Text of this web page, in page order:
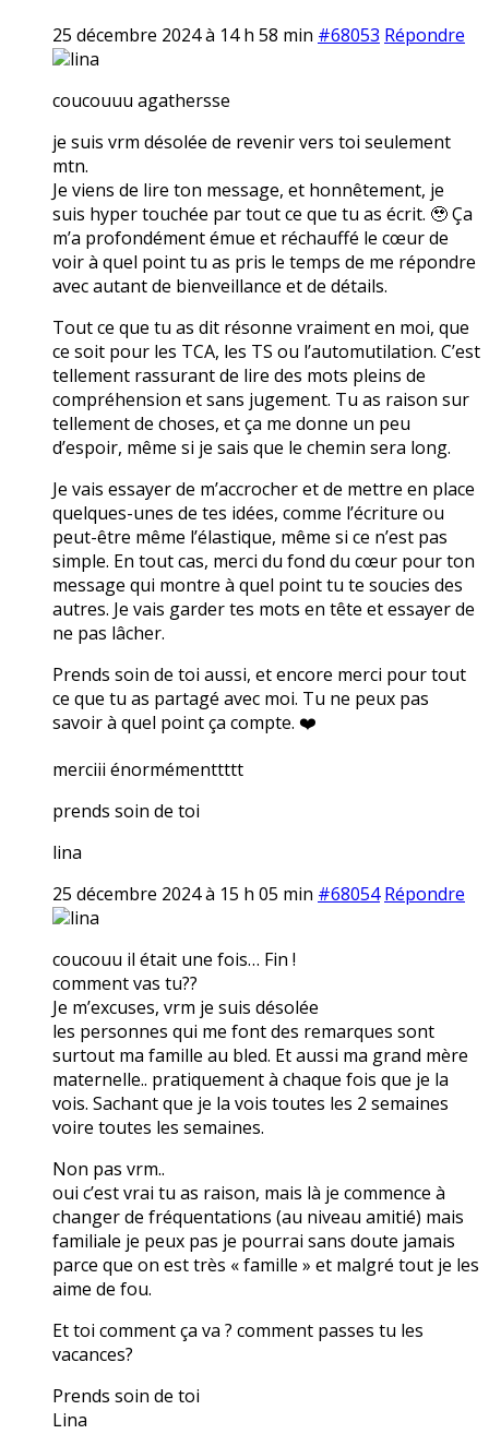
25 décembre 2024 à 14 h 58 min #68053 Répondre
lina
coucouuu agathersse
je suis vrm désolée de revenir vers toi seulement
mtn.
Je viens de lire ton message, et honnêtement, je
suis hyper touchée par tout ce que tu as écrit. 🥹 Ça
m’a profondément émue et réchauffé le cœur de
voir à quel point tu as pris le temps de me répondre
avec autant de bienveillance et de détails.
Tout ce que tu as dit résonne vraiment en moi, que
ce soit pour les TCA, les TS ou l’automutilation. C’est
tellement rassurant de lire des mots pleins de
compréhension et sans jugement. Tu as raison sur
tellement de choses, et ça me donne un peu
d’espoir, même si je sais que le chemin sera long.
Je vais essayer de m’accrocher et de mettre en place
quelques-unes de tes idées, comme l’écriture ou
peut-être même l’élastique, même si ce n’est pas
simple. En tout cas, merci du fond du cœur pour ton
message qui montre à quel point tu te soucies des
autres. Je vais garder tes mots en tête et essayer de
ne pas lâcher.
Prends soin de toi aussi, et encore merci pour tout
ce que tu as partagé avec moi. Tu ne peux pas
savoir à quel point ça compte. ❤️
merciii énormémenttttt
prends soin de toi
lina
25 décembre 2024 à 15 h 05 min #68054 Répondre
lina
coucouu il était une fois… Fin !
comment vas tu??
Je m’excuses, vrm je suis désolée
les personnes qui me font des remarques sont
surtout ma famille au bled. Et aussi ma grand mère
maternelle.. pratiquement à chaque fois que je la
vois. Sachant que je la vois toutes les 2 semaines
voire toutes les semaines.
Non pas vrm..
oui c’est vrai tu as raison, mais là je commence à
changer de fréquentations (au niveau amitié) mais
familiale je peux pas je pourrai sans doute jamais
parce que on est très « famille » et malgré tout je les
aime de fou.
Et toi comment ça va ? comment passes tu les
vacances?
Prends soin de toi
Lina